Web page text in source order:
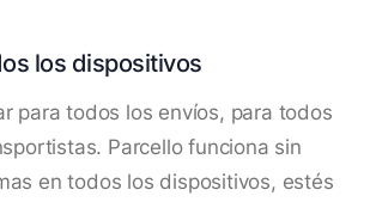
los dispositivos
para todos los envíos, para todos
Parcello funciona sin
en todos los dispositivos, estés